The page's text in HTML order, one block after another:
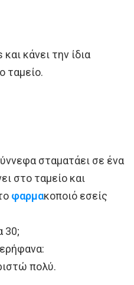
κάνει την ίδια
ταμείο.
σταματάει σε ένα
στο ταμείο και
φαρμακοποιό εσείς
30;
πολύ.